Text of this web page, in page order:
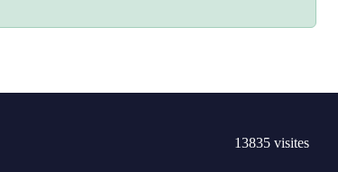
13835 visites